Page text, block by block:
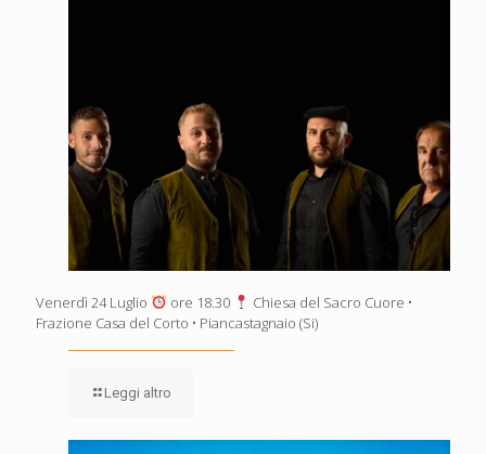
Venerdì 24 Luglio ore 18.30
Chiesa del Sacro Cuore •
Frazione Casa del Corto • Piancastagnaio (Si)
Leggi altro